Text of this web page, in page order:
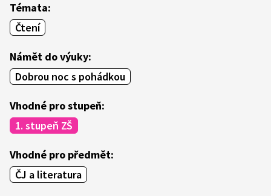
Témata:
Čtení
Námět do výuky:
Dobrou noc s pohádkou
Vhodné pro stupeň:
1. stupeň ZŠ
Vhodné pro předmět:
ČJ a literatura